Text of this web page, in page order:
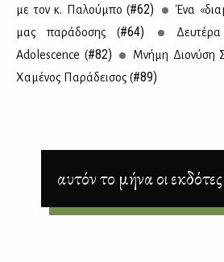
με τον κ. Πα­λού­μπο (#62)
Ένα
μας πα­ρά­δο­σης (#64)
Adolescence (#82) Mνή­μη Διο­νύ­ση
Χα­μέ­νος Πα­ρά­δει­σος (#89)
αυτόν το μήνα οι